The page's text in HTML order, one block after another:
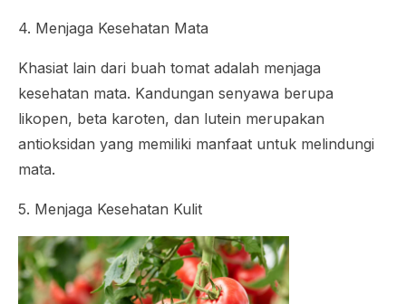
4. Menjaga Kesehatan Mata
Khasiat lain dari buah tomat adalah menjaga
kesehatan mata. Kandungan senyawa berupa
likopen, beta karoten, dan lutein merupakan
antioksidan yang memiliki manfaat untuk melindungi
mata.
5. Menjaga Kesehatan Kulit